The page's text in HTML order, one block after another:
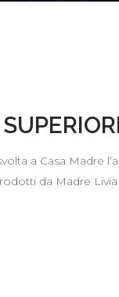
a Casa Madre
da Madre